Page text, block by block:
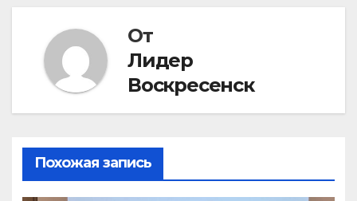
От
Лидер
Воскресенск
Похожая запись